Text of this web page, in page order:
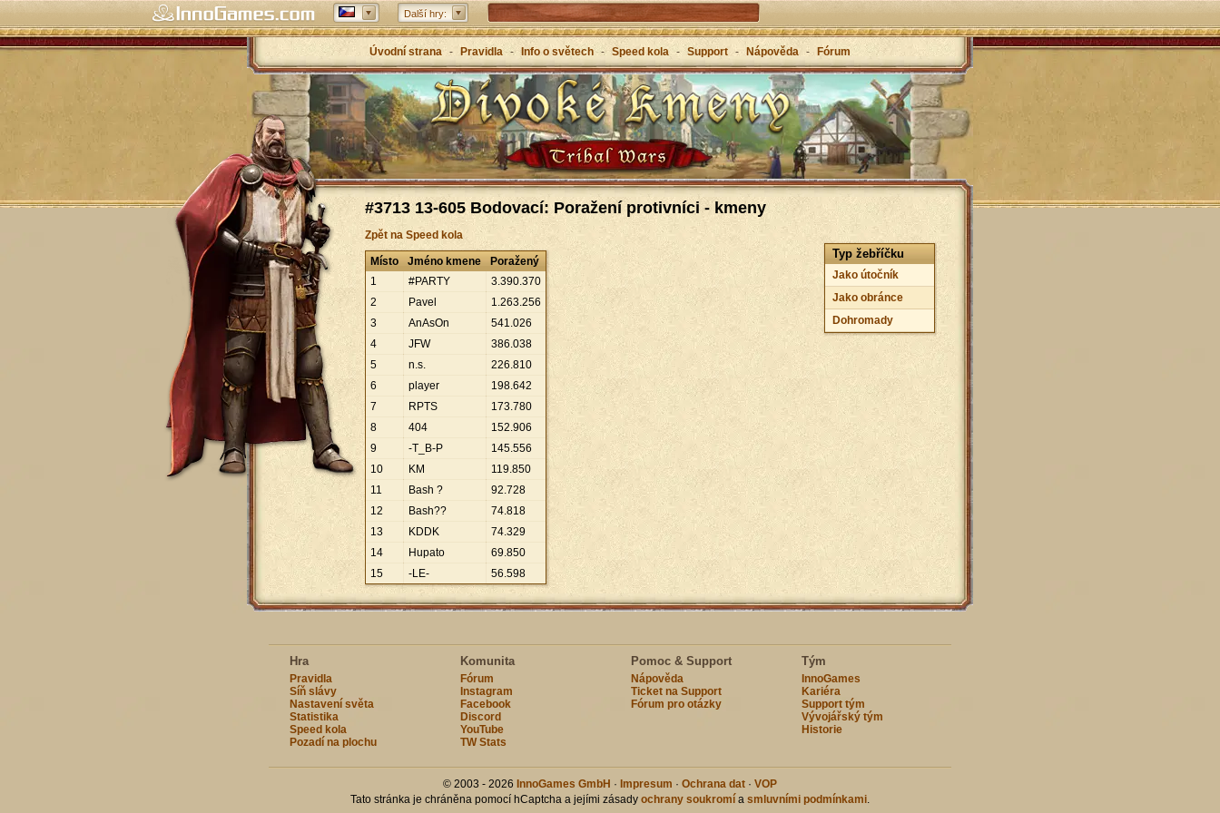
Další hry: Tribal Wars 2 - nástupce klasiky
Forge of Empires – strategicky napříč věky
Grepolis – vybuduj svou říši v antickém Řecku
Úvodní strana - Pravidla - Info o světech - Speed kola - Support - Nápověda - Fórum
#3713 13-605 Bodovací: Poražení protivníci - kmeny
Zpět na Speed kola
Typ žebříčku
Jako útočník
Jako obránce
Dohromady
Místo Jméno kmene
Poražený
1
#PARTY 3.390.370
2
Pavel 1.263.256
3
AnAsOn 541.026
4
JFW 386.038
5
n.s. 226.810
6
player 198.642
7
RPTS 173.780
8
404 152.906
9
-T_B-P 145.556
10
KM 119.850
11
Bash ? 92.728
12
Bash?? 74.818
13
KDDK 74.329
14
Hupato 69.850
15
-LE- 56.598
Hra
Pravidla
Síň slávy
Nastavení světa
Statistika
Speed kola
Pozadí na plochu
Komunita
Fórum
Instagram
Facebook
Discord
YouTube
TW Stats
Pomoc & Support
Nápověda
Ticket na Support
Fórum pro otázky
Tým
InnoGames
Kariéra
Support tým
Vývojářský tým
Historie
© 2003 - 2026 InnoGames GmbH · Impresum · Ochrana dat · VOP
Tato stránka je chráněna pomocí hCaptcha a jejími zásady ochrany soukromí a smluvními podmínkami.